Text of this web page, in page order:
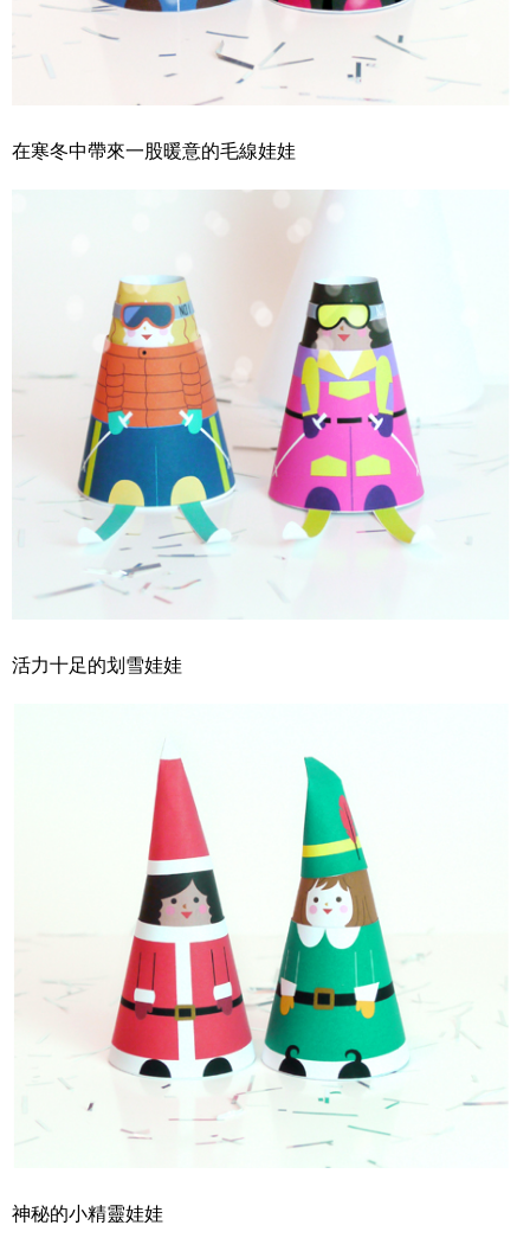
在寒冬中帶來一股暖意的毛線娃娃
活力十足的划雪娃娃
神秘的小精靈娃娃